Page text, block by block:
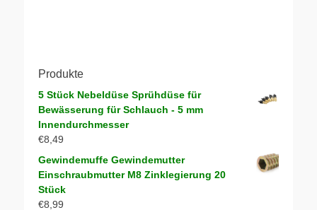
Produkte
5 Stück Nebeldüse Sprühdüse für
Bewässerung für Schlauch - 5 mm
Innendurchmesser
€8,49
Gewindemuffe Gewindemutter
Einschraubmutter M8 Zinklegierung 20
Stück
€8,99